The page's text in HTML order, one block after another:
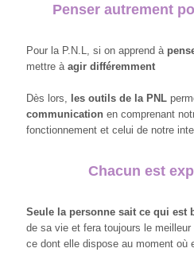
Penser autrement
Pour la P.N.L, si on apprend à
mettre à agir différemment
Dès lors, les outils de la PNL
communicationen comprenant
fonctionnement et celui de notre
Chacun est
Seule la personne sait ce qui est
de sa vie et fera toujours le
ce dont elle dispose au moment où